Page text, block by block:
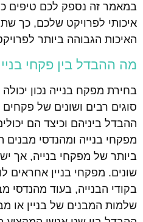
במאמר זה נספק לכם טיפים
איכותי לפרויקט שלכם, כך
האיכות הגבוהה ביותר
מה ההבדל בין פקחי
בחירת מפקח בנייה נכון
סוגים רבים ושונים של פקחים
ההבדל ביניהם וכיצד הם
מפקחי בנייה ומהנדסי מבנים
ביותר של מפקחי בנייה, אך
שונים. מפקחי בניין אחראים
בקודי הבנייה, בעוד מהנדסי
שלמות המבנים של בניין או